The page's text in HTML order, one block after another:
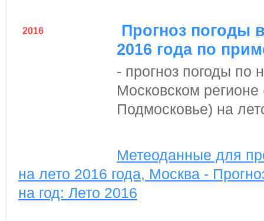
2016
Прогноз погоды
2016 года по
- прогноз погоды по
Московском
Подмосковье) на
Метеоданные для
на лето 2016 года, Москва -
на год: Лето 2016